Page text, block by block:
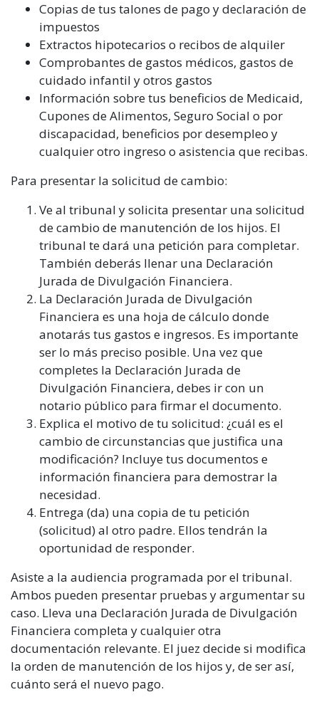
Copias de tus talones de pago y declaración de
impuestos
Extractos hipotecarios o recibos de alquiler
Comprobantes de gastos médicos, gastos de
cuidado infantil y otros gastos
Información sobre tus beneficios de Medicaid,
Cupones de Alimentos, Seguro Social o por
discapacidad, beneficios por desempleo y
cualquier otro ingreso o asistencia que recibas.
Para presentar la solicitud de cambio:
Ve al tribunal y solicita presentar una solicitud
de cambio de manutención de los hijos. El
tribunal te dará una petición para completar.
También deberás llenar una Declaración
Jurada de Divulgación Financiera.
La Declaración Jurada de Divulgación
Financiera es una hoja de cálculo donde
anotarás tus gastos e ingresos. Es importante
ser lo más preciso posible. Una vez que
completes la Declaración Jurada de
Divulgación Financiera, debes ir con un
notario público para firmar el documento.
Explica el motivo de tu solicitud: ¿cuál es el
cambio de circunstancias que justifica una
modificación? Incluye tus documentos e
información financiera para demostrar la
necesidad.
Entrega (da) una copia de tu petición
(solicitud) al otro padre. Ellos tendrán la
oportunidad de responder.
Asiste a la audiencia programada por el tribunal.
Ambos pueden presentar pruebas y argumentar su
caso. Lleva una Declaración Jurada de Divulgación
Financiera completa y cualquier otra
documentación relevante. El juez decide si modifica
la orden de manutención de los hijos y, de ser así,
cuánto será el nuevo pago.